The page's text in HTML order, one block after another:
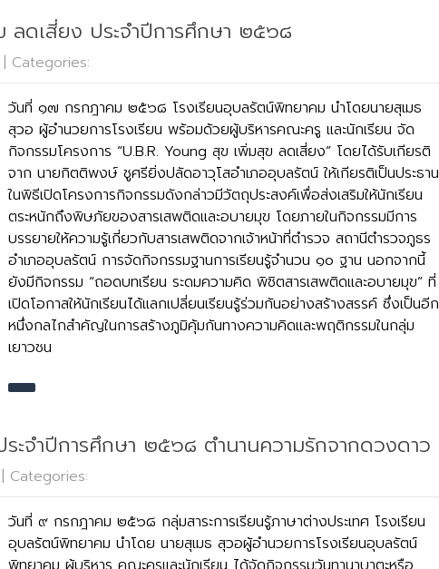
ลดเสี่ยง ประจำปีการศึกษา ๒๕๖๘
| Categories:
วันที่ ๑๗ กรกฎาคม ๒๕๖๘ โรงเรียนอุบลรัตน์พิทยาคม นำโดยนายสุเมธ
สุวอ ผู้อำนวยการโรงเรียน พร้อมด้วยผู้บริหารคณะครู และนักเรียน จัด
กิจกรรมโครงการ “U.B.R. Young สุข เพิ่มสุข ลดเสี่ยง” โดยได้รับเกียรติ
จาก นายกิตติพงษ์ ชูศรียิ่งปลัดอาวุโสอำเภออุบลรัตน์ ให้เกียรติเป็นประธาน
ในพิธีเปิดโครงการกิจกรรมดังกล่าวมีวัตถุประสงค์เพื่อส่งเสริมให้นักเรียน
ตระหนักถึงพิษภัยของสารเสพติดและอบายมุข โดยภายในกิจกรรมมีการ
บรรยายให้ความรู้เกี่ยวกับสารเสพติดจากเจ้าหน้าที่ตำรวจ สถานีตำรวจภูธร
อำเภออุบลรัตน์ การจัดกิจกรรมฐานการเรียนรู้จำนวน ๑๐ ฐาน นอกจากนี้
ยังมีกิจกรรม “ถอดบทเรียน ระดมความคิด พิชิตสารเสพติดและอบายมุข” ที่
เปิดโอกาสให้นักเรียนได้แลกเปลี่ยนเรียนรู้ร่วมกันอย่างสร้างสรรค์ ซึ่งเป็นอีก
หนึ่งกลไกสำคัญในการสร้างภูมิคุ้มกันทางความคิดและพฤติกรรมในกลุ่ม
เยาวชน
ะจำปีการศึกษา ๒๕๖๘ ตำนานความรักจากดวงดาว
| Categories:
วันที่ ๙ กรกฎาคม ๒๕๖๘ กลุ่มสาระการเรียนรู้ภาษาต่างประเทศ โรงเรียน
อุบลรัตน์พิทยาคม นำโดย นายสุเมธ สุวอผู้อำนวยการโรงเรียนอุบลรัตน์